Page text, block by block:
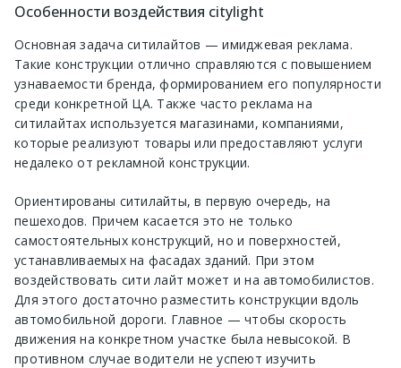
Особенности воздействия citylight
Основная задача ситилайтов — имиджевая реклама.
Такие конструкции отлично справляются с повышением
узнаваемости бренда, формированием его популярности
среди конкретной ЦА. Также часто реклама на
ситилайтах используется магазинами, компаниями,
которые реализуют товары или предоставляют услуги
недалеко от рекламной конструкции.
Ориентированы ситилайты, в первую очередь, на
пешеходов. Причем касается это не только
самостоятельных конструкций, но и поверхностей,
устанавливаемых на фасадах зданий. При этом
воздействовать сити лайт может и на автомобилистов.
Для этого достаточно разместить конструкции вдоль
автомобильной дороги. Главное — чтобы скорость
движения на конкретном участке была невысокой. В
противном случае водители не успеют изучить